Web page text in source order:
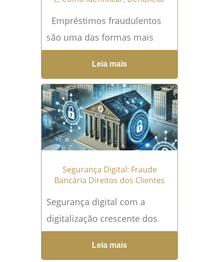
Empréstimos fraudulentos
são uma das formas mais
comuns de golpe financeiro,
afetando milhares de pessoas
que têm seus dados utilizados
sem autorização para contrair
dívidas em seu nome. Essa...
Leia mais →
Leia mais
Segurança Digital: Fraude
Bancária Direitos dos Clientes
Segurança digital com a
digitalização crescente dos
serviços bancários, a
conveniência de realizar
Leia mais